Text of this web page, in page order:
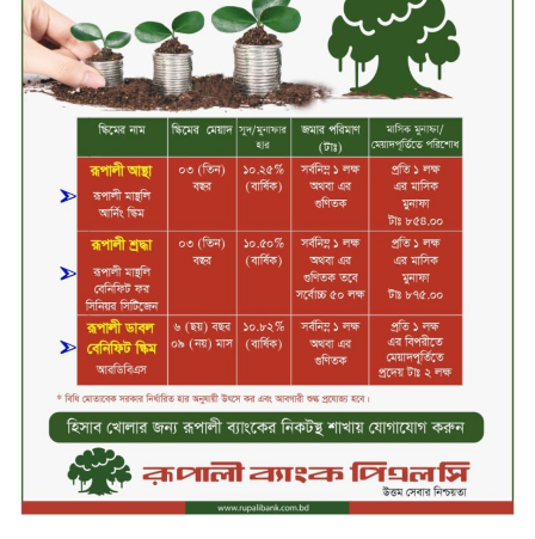
২০২৫-২৬ অর্থবছরে এনবিআরের রাজস্ব
আদায় ৪.১৫ লাখ কোটি টাকা
সপ্তাহের তৃতীয় কার্যদিবসে লেনদেনের
শীর্ষে একমি পেস্টিসাইড
সপ্তাহের তৃতীয় কার্যদিবসে দরবৃদ্ধির
শীর্ষে সেন্ট্রাল ইন্সুরেন্স